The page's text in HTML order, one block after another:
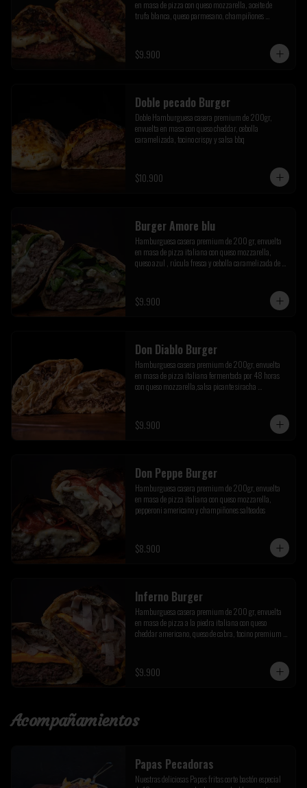
en masa de pizza con queso mozzarella, aceite de
trufa blanca, queso parmesano, champiñones
$9.900
Doble pecado Burger
Doble Hamburguesa casera premium de 200gr,
envuelta en masa con queso cheddar, cebolla
caramelizada, tocino crispy y salsa bbq
$10.900
Burger Amore blu
Hamburguesa casera premium de 200 gr, envuelta
en masa de pizza italiana con queso mozzarella,
queso azul , rúcula fresca y cebolla caramelizada de la
$9.900
Don Diablo Burger
Hamburguesa casera premium de 200gr, envuelta
en masa de pizza italiana fermentada por 48 horas
con queso mozzarella,salsa picante siracha
$9.900
Don Peppe Burger
Hamburguesa casera premium de 200gr, envuelta
en masa de pizza italiana con queso mozzarella,
pepperoni americano y champiñones salteados
$8.900
Inferno Burger
Hamburguesa casera premium de 200 gr, envuelta
en masa de pizza a la piedra italiana con queso
cheddar americano, queso de cabra, tocino premium y
$9.900
Acompañamientos
Papas Pecadoras
Nuestras deliciosas Papas fritas corte bastón especial